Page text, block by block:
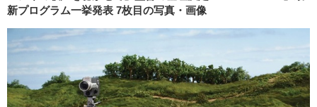
ビジネス
書評 イベント
アニメ 映画/ドラマ
アニメ！アニメ！TV
連載・コラム
新プログラム一挙発表 7枚目の写真・画像